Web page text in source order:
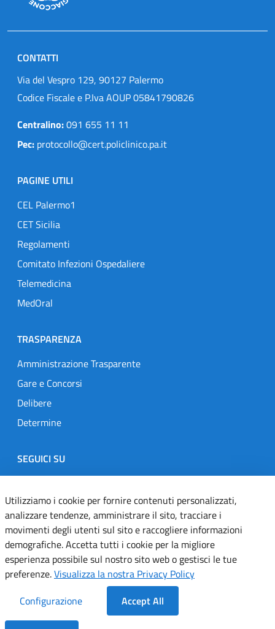
CONTATTI
Via del Vespro 129, 90127 Palermo
Codice Fiscale e P.Iva AOUP 05841790826
Centralino:091 655 11 11
Pec: protocollo@cert.policlinico.pa.it
PAGINE UTILI
CEL Palermo1
CET Sicilia
Regolamenti
Comitato Infezioni Ospedaliere
Telemedicina
MedOral
TRASPARENZA
Amministrazione Trasparente
Gare e Concorsi
Delibere
Determine
SEGUICI SU
Designers Italia
TwitterInstagramYoutubeLinkedin
Dichiarazione di accessibilità
Informativa cookie
Note legali
Utilizziamo i cookie per fornire contenuti personalizzati,
analizzare tendenze, amministrare il sito, tracciare i
movimenti degli utenti sul sito e raccogliere informazioni
demografiche. Accetta tutti i cookie per la migliore
esperienza possibile sul nostro sito web o gestisci le tue
preferenze.Visualizza la nostra Privacy Policy
Configurazione
Accept All